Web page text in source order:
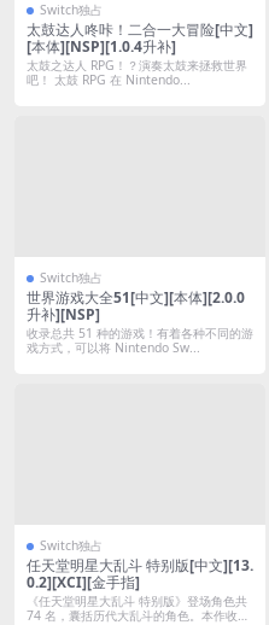
Switch独占
太鼓达人咚咔！二合一大冒险[中文]
[本体][NSP][1.0.4升补]
太鼓之达人 RPG！？演奏太鼓来拯救世界
吧！ 太鼓 RPG 在 Nintendo...
Switch独占
世界游戏大全51[中文][本体][2.0.0
升补][NSP]
收录总共 51 种的游戏！有着各种不同的游
戏方式，可以将 Nintendo Sw...
Switch独占
任天堂明星大乱斗 特别版[中文][13.
0.2][XCI][金手指]
《任天堂明星大乱斗 特别版》登场角色共
74 名，囊括历代大乱斗的角色。本作收